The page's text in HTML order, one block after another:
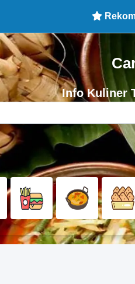
Info Kuliner